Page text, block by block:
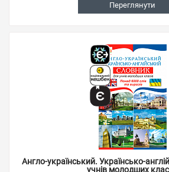
Переглянути
Англо-український. Українсько-
учнів молодших